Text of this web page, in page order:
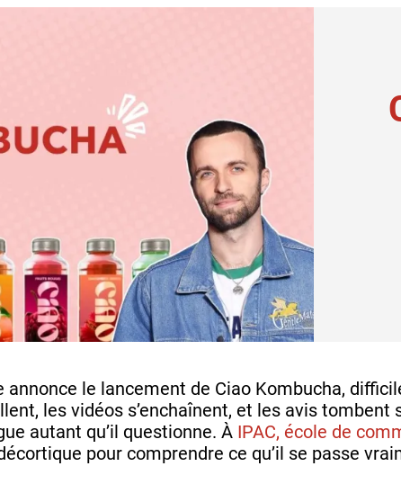
annonce le lancement de Ciao Kombucha,
les vidéos s’enchaînent, et les avis tombent
autant qu’il questionne. À IPAC, école de
pour comprendre ce qu’il se passe